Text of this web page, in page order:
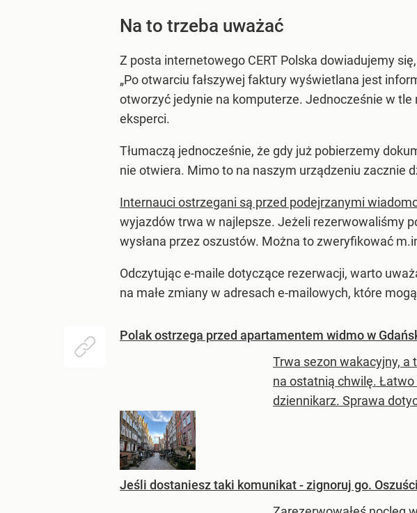
Na to trzeba uważać
Z posta internetowego CERT Polska dowiadujemy
„Po otwarciu fałszywej faktury wyświetlana jest
otworzyć jedynie na komputerze. Jednocześnie w
eksperci.
Tłumaczą jednocześnie, że gdy już pobierzemy
nie otwiera. Mimo to na naszym urządzeniu zacznie
Internauci ostrzegani są przed podejrzanymi
wyjazdów trwa w najlepsze. Jeżeli rezerwowaliśmy
wysłana przez oszustów. Można to zweryfikować
Odczytując e-maile dotyczące rezerwacji, warto
na małe zmiany w adresach e-mailowych, które
Polak ostrzega przed apartamentem widmo w
Trwa sezon wakacyjny, a
na ostatnią chwilę.
dziennikarz. Sprawa
Jeśli dostaniesz taki komunikat - zignoruj go.